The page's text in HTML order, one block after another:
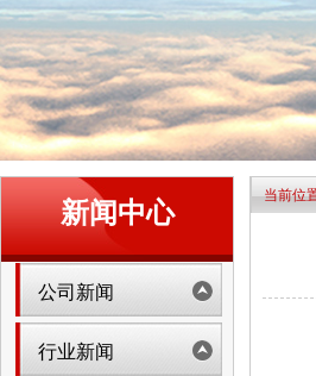
新闻中心
公司新闻
行业新闻
当前位